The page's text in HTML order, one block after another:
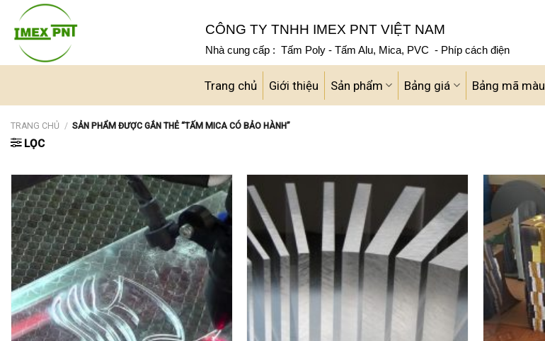
content
CÔNG TY TNHH IMEX PNT VIỆT NAM
Nhà cung cấp : Tấm Poly - Tấm Alu, Mica, PVC - Phíp cách điện
Trang chủ Giới thiệu Sản phẩm Bảng giá Bảng mã màu
TRANG CHỦ / SẢN PHẨM ĐƯỢC GẮN THẺ “TẤM MICA CÓ BẢO HÀNH”
LỌC